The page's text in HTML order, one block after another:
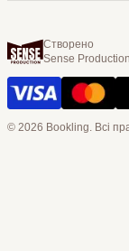
Створено
Sense Production
© 2026 Bookling. Всі